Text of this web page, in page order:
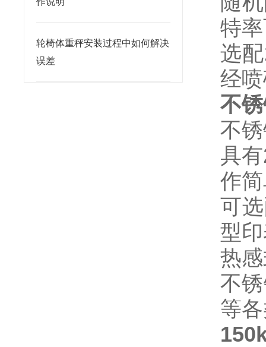
轮椅体重秤安装过程中如何解决
误差
特
选
经
不
不
具
作
可
型
热
不
等